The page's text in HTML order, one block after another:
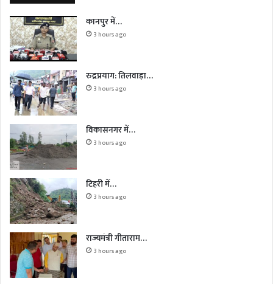
कानपुर में…
3 hours ago
रुद्रप्रयाग: तिलवाड़ा…
3 hours ago
विकासनगर में…
3 hours ago
टिहरी में…
3 hours ago
राज्यमंत्री गीताराम…
3 hours ago